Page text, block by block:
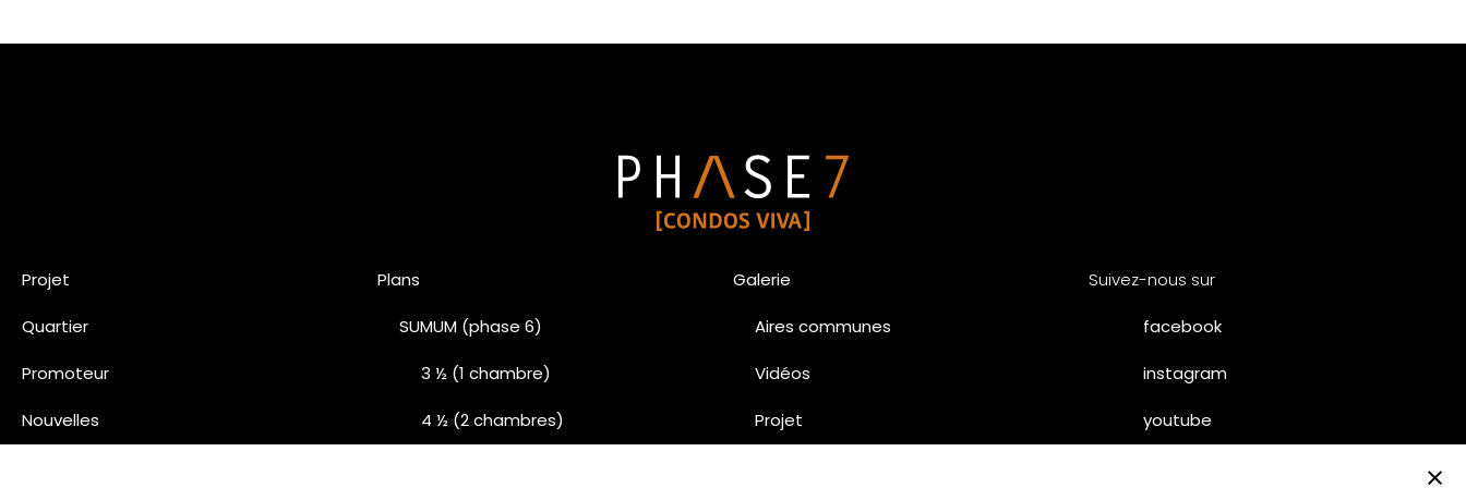
Projet
Quartier
Promoteur
Nouvelles
Plans
SUMUM (phase 6)
3 ½ (1 chambre)
4 ½ (2 chambres)
Galerie
Aires communes
Vidéos
Projet
Suivez-nous sur
facebook
instagram
youtube
×